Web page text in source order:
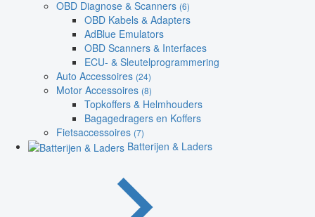
OBD Diagnose & Scanners (6)
OBD Kabels & Adapters
AdBlue Emulators
OBD Scanners & Interfaces
ECU- & Sleutelprogrammering
Auto Accessoires (24)
Motor Accessoires (8)
Topkoffers & Helmhouders
Bagagedragers en Koffers
Fietsaccessoires (7)
Batterijen & Laders